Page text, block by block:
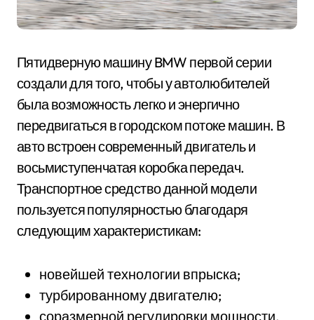
Пятидверную машину BMW первой серии
создали для того, чтобы у автолюбителей
была возможность легко и энергично
передвигаться в городском потоке машин. В
авто встроен современный двигатель и
восьмиступенчатая коробка передач.
Транспортное средство данной модели
пользуется популярностью благодаря
следующим характеристикам:
новейшей технологии впрыска;
турбированному двигателю;
соразмерной регулировки мощности.